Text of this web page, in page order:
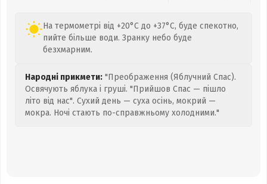
На термометрі від +20°C до +37°C, буде спекотно,
пийте більше води. Зранку небо буде
безхмарним.
Народні прикмети: "Преображення (Яблучний Спас).
Освячують яблука і груші. "Прийшов Спас — пішло
літо від нас". Сухий день — суха осінь, мокрий —
мокра. Ночі стають по-справжньому холодними."